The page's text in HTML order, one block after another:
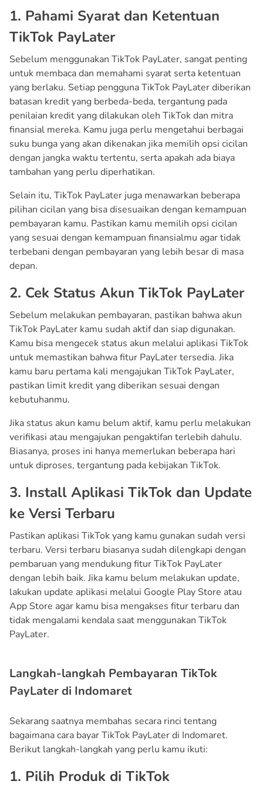
1. Pahami Syarat dan Ketentuan
TikTok PayLater
Sebelum menggunakan TikTok PayLater, sangat penting
untuk membaca dan memahami syarat serta ketentuan
yang berlaku. Setiap pengguna TikTok PayLater diberikan
batasan kredit yang berbeda-beda, tergantung pada
penilaian kredit yang dilakukan oleh TikTok dan mitra
finansial mereka. Kamu juga perlu mengetahui berbagai
suku bunga yang akan dikenakan jika memilih opsi cicilan
dengan jangka waktu tertentu, serta apakah ada biaya
tambahan yang perlu diperhatikan.
Selain itu, TikTok PayLater juga menawarkan beberapa
pilihan cicilan yang bisa disesuaikan dengan kemampuan
pembayaran kamu. Pastikan kamu memilih opsi cicilan
yang sesuai dengan kemampuan finansialmu agar tidak
terbebani dengan pembayaran yang lebih besar di masa
depan.
2. Cek Status Akun TikTok PayLater
Sebelum melakukan pembayaran, pastikan bahwa akun
TikTok PayLater kamu sudah aktif dan siap digunakan.
Kamu bisa mengecek status akun melalui aplikasi TikTok
untuk memastikan bahwa fitur PayLater tersedia. Jika
kamu baru pertama kali mengajukan TikTok PayLater,
pastikan limit kredit yang diberikan sesuai dengan
kebutuhanmu.
Jika status akun kamu belum aktif, kamu perlu melakukan
verifikasi atau mengajukan pengaktifan terlebih dahulu.
Biasanya, proses ini hanya memerlukan beberapa hari
untuk diproses, tergantung pada kebijakan TikTok.
3. Install Aplikasi TikTok dan Update
ke Versi Terbaru
Pastikan aplikasi TikTok yang kamu gunakan sudah versi
terbaru. Versi terbaru biasanya sudah dilengkapi dengan
pembaruan yang mendukung fitur TikTok PayLater
dengan lebih baik. Jika kamu belum melakukan update,
lakukan update aplikasi melalui Google Play Store atau
App Store agar kamu bisa mengakses fitur terbaru dan
tidak mengalami kendala saat menggunakan TikTok
PayLater.
Langkah-langkah Pembayaran TikTok
PayLater di Indomaret
Sekarang saatnya membahas secara rinci tentang
bagaimana cara bayar TikTok PayLater di Indomaret.
Berikut langkah-langkah yang perlu kamu ikuti:
1. Pilih Produk di TikTok